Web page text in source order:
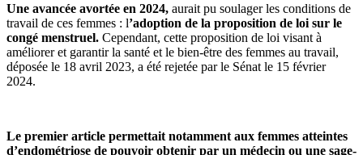
Une avancée avortée en 2024, aurait pu soulager les conditions de
travail de ces femmes : l’adoption de la proposition de loi sur le
congé menstruel. Cependant, cette proposition de loi visant à
améliorer et garantir la santé et le bien-être des femmes au travail,
déposée le 18 avril 2023, a été rejetée par le Sénat le 15 février
2024.
Le premier article permettait notamment aux femmes atteintes
d’endométriose de pouvoir obtenir par un médecin ou une sage-